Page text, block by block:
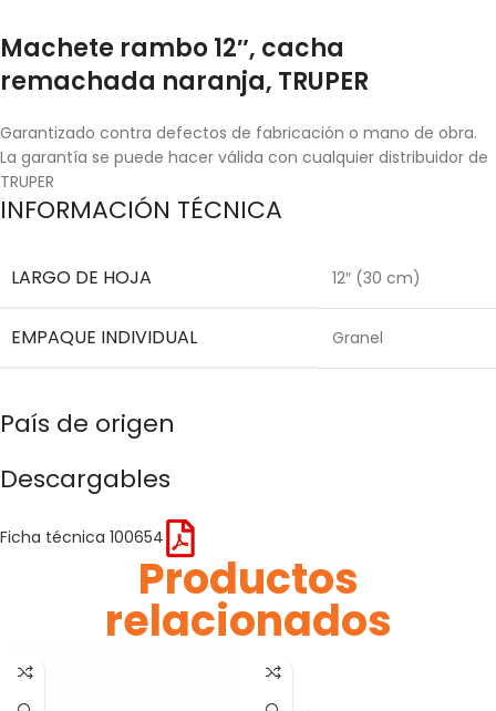
Machete rambo 12″, cacha
remachada naranja, TRUPER
Garantizado contra defectos de fabricación o mano de obra.
La garantía se puede hacer válida con cualquier distribuidor de
TRUPER
INFORMACIÓN TÉCNICA
LARGO DE HOJA 12″ (30 cm)
EMPAQUE INDIVIDUAL Granel
País de origen
Descargables
Ficha técnica 100654
Productos
relacionados